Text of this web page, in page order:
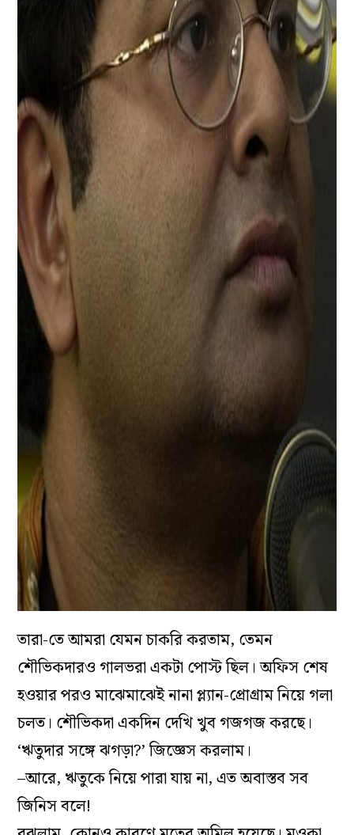
তারা-তে আমরা যেমন চাকরি করতাম, তেমন
শৌভিকদারও গালভরা একটা পোস্ট ছিল। অফিস শেষ
হওয়ার পরও মাঝেমাঝেই নানা প্ল‌্যান-প্রোগ্রাম নিয়ে গলা
চলত। শৌভিকদা একদিন দেখি খুব গজগজ করছে।
‘ঋতুদার সঙ্গে ঝগড়া?’ জিজ্ঞেস করলাম।
–আরে, ঋতুকে নিয়ে পারা যায় না, এত অবাস্তব সব
জিনিস বলে!